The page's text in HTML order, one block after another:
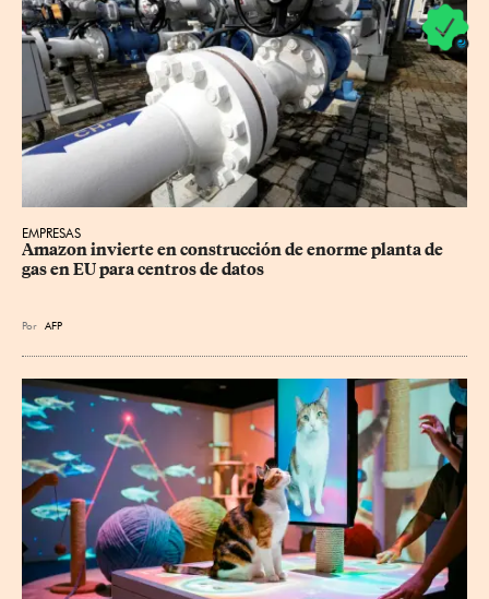
EMPRESAS
Amazon invierte en construcción de enorme planta de
gas en EU para centros de datos
Por AFP